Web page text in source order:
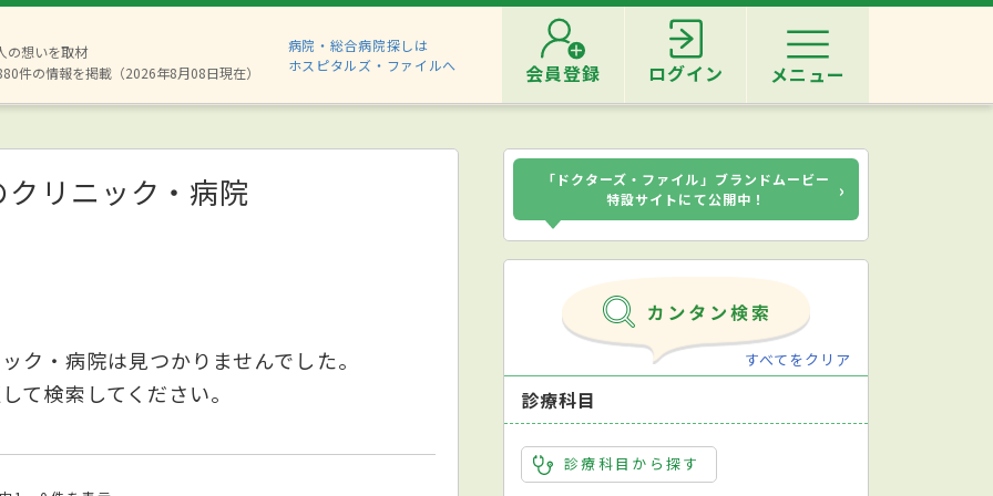
の想いを取材
件の情報を掲載（2026年8月08日現在）
病院・総合病院探しは
ホスピタルズ・ファイルへ
会員登録 ログイン メニュー
クリニック・病院
ク・病院は見つかりませんでした。
て検索してください。
「ドクターズ・ファイル」ブランドムービー
特設サイトにて公開中！
›
すべてをクリア
診療科目
診療科目から探す